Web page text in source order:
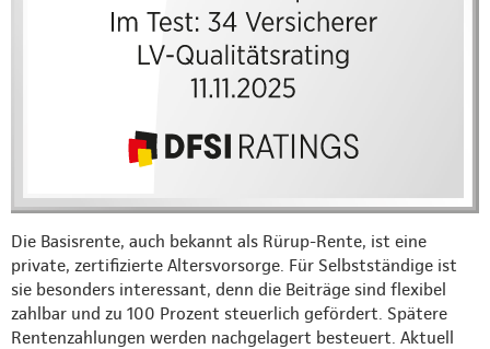
Die Basisrente, auch bekannt als Rürup-Rente, ist eine
private, zertifizierte Altersvorsorge. Für Selbstständige ist
sie besonders interessant, denn die Beiträge sind flexibel
zahlbar und zu 100 Prozent steuerlich gefördert. Spätere
Rentenzahlungen werden nachgelagert besteuert. Aktuell